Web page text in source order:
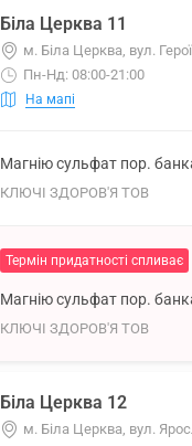
Біла Церква 11
м. Біла Церква, вул.
Пн-Нд: 08:00-21:00
На мапі
Магнію сульфат пор.
КЛЮЧІ ЗДОРОВ'Я ТОВ
Термін придатності спливає
Магнію сульфат пор.
КЛЮЧІ ЗДОРОВ'Я ТОВ
Біла Церква 12
м. Біла Церква, вул.